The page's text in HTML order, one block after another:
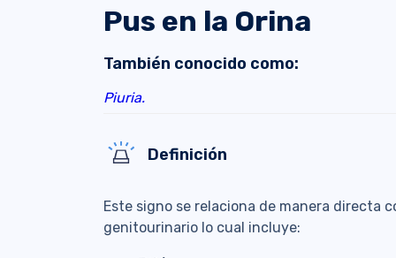
Pus en la Orina
También conocido como:
Piuria.
Definición
Este signo se relaciona de manera directa
genitourinario lo cual incluye: